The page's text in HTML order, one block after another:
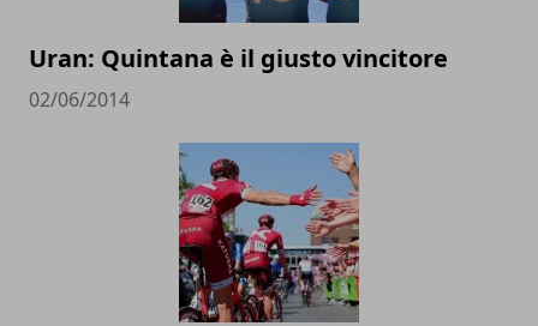
Uran: Quintana è il giusto vincitore
02/06/2014